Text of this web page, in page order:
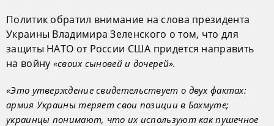
Политик обратил внимание на слова президента
Украины Владимира Зеленского о том, что для
защиты НАТО от России США придется направить
на войну «своих сыновей и дочерей».
«Это утверждение свидетельствует о двух фактах:
армия Украины теряет свои позиции в Бахмуте;
украинцы понимают, что их используют как пушечное